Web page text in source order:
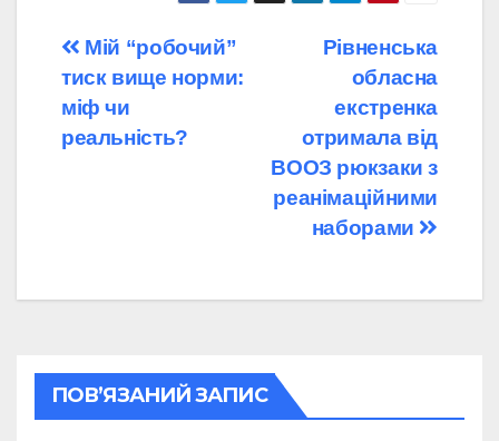
Навігація
записів
Рівненська
обласна
екстренка
отримала від
ВООЗ рюкзаки з
реанімаційними
наборами
Мій “робочий”
тиск вище норми:
міф чи
реальність?
ПОВ’ЯЗАНИЙ ЗАПИС